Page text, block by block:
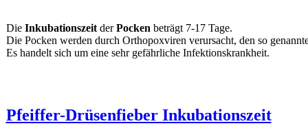
Die InkubationszeitderPocken beträgt 7-17 Tage.
Die Pocken werden durch Orthopoxviren verursacht, den so
Es handelt sich um eine sehr gefährliche Infektionskrankheit.
Pfeiffer-Drüsenfieber Inkubationszeit